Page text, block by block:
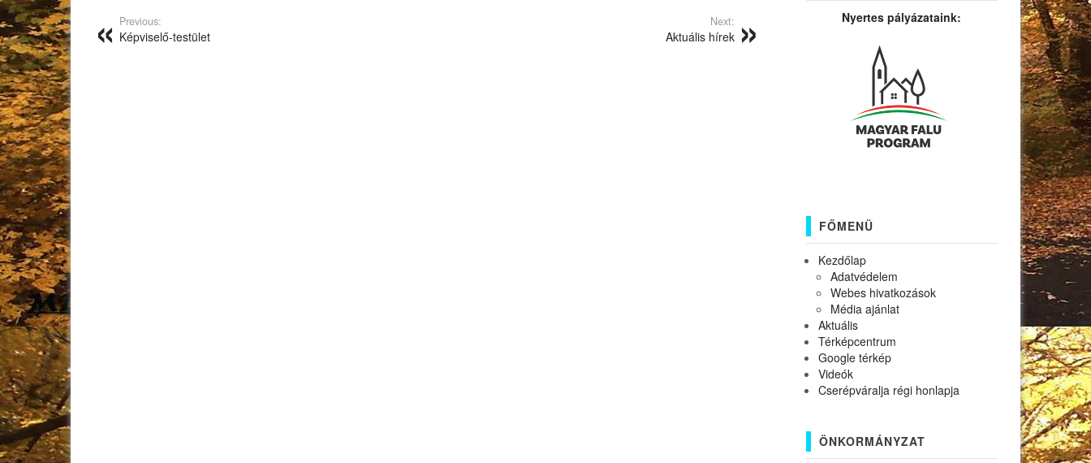
Previous:
Képviselő-testület
Next:
Aktuális hírek
Nyertes pályázataink:
FŐMENÜ
Kezdőlap
Adatvédelem
Webes hivatkozások
Média ajánlat
Aktuális
Térképcentrum
Google térkép
Videók
Cserépváralja régi honlapja
ÖNKORMÁNYZAT